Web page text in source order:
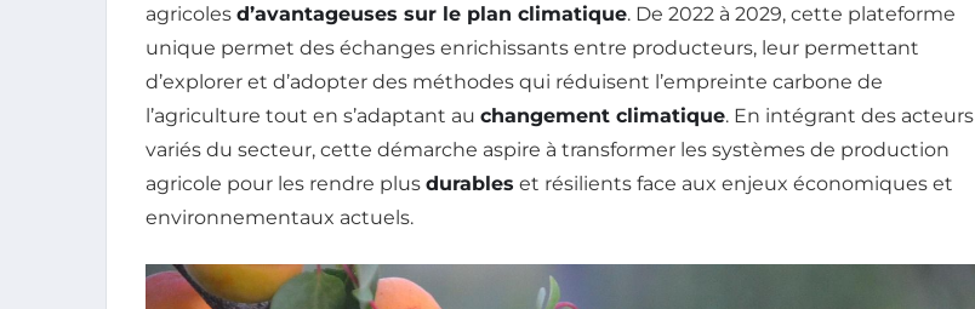
agricoles d’avantageuses sur le plan climatique. De 2022 à 2029, cette plateforme
unique permet des échanges enrichissants entre producteurs, leur permettant
d’explorer et d’adopter des méthodes qui réduisent l’empreinte carbone de
l’agriculture tout en s’adaptant au changement climatique. En intégrant des acteurs
variés du secteur, cette démarche aspire à transformer les systèmes de production
agricole pour les rendre plus durables et résilients face aux enjeux économiques et
environnementaux actuels.